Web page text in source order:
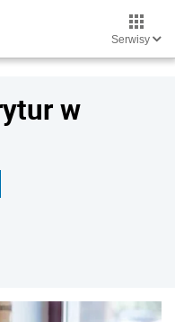
Serwisy
w